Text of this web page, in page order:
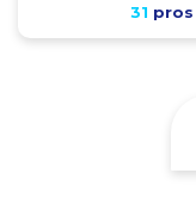
31 pros